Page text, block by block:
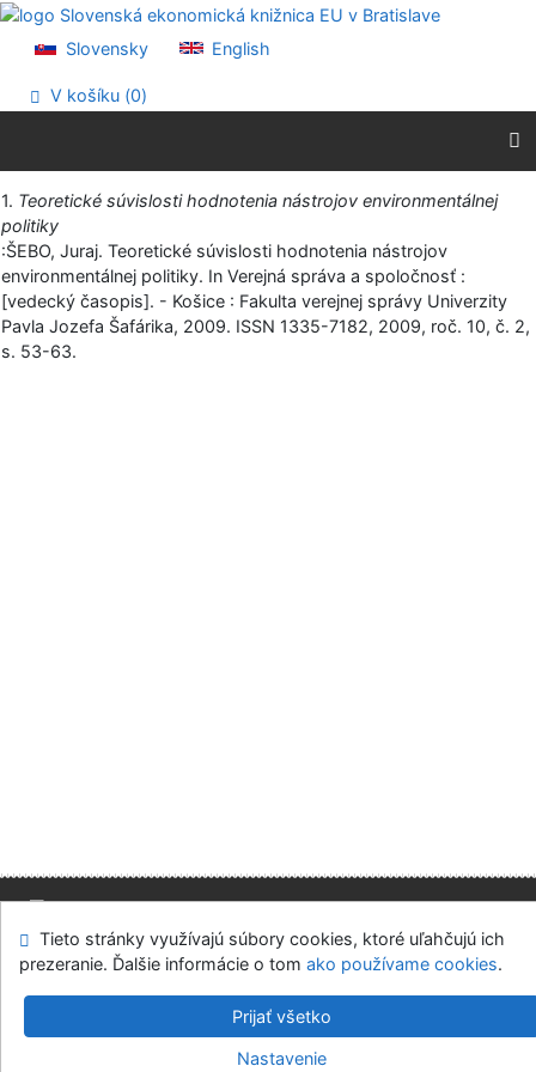
Prejsť na obsah
Prehlásenie o webovej prístupnosti
Slovensky English
V košíku (0)
Vytlačiť
1. Teoretické súvislosti hodnotenia nástrojov environmentálnej
politiky
:ŠEBO, Juraj. Teoretické súvislosti hodnotenia nástrojov
environmentálnej politiky. In Verejná správa a spoločnosť :
[vedecký časopis]. - Košice : Fakulta verejnej správy Univerzity
Pavla Jozefa Šafárika, 2009. ISSN 1335-7182, 2009, roč. 10, č. 2,
s. 53-63.
Mapa stránok Prístupnosť
Súkromie
Modul OpenSearch
Napíšte nám Nastavenie cookies
Slovenská ekonomická knižnica EU v Bratislave
v.4.8.63a-Cosmotron Slovakia, s.r.o.
Tieto stránky využívajú súbory cookies, ktoré uľahčujú ich
prezeranie. Ďalšie informácie o tom ako používame cookies.
Prijať všetko
Nastavenie